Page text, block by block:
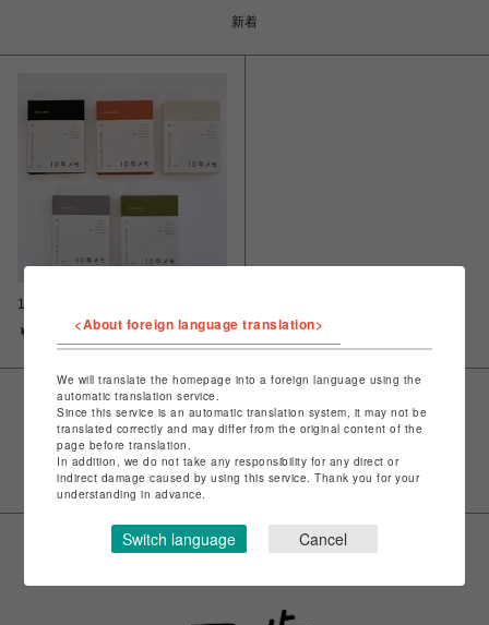
新着
10年メモ 2026年版
￥3,520
VIEW MORE
<About foreign language translation>
We will translate the homepage into a foreign language using the
automatic translation service.
Since this service is an automatic translation system, it may not be
translated correctly and may differ from the original content of the
page before translation.
In addition, we do not take any responsibility for any direct or
indirect damage caused by using this service. Thank you for your
understanding in advance.
Switch language Cancel